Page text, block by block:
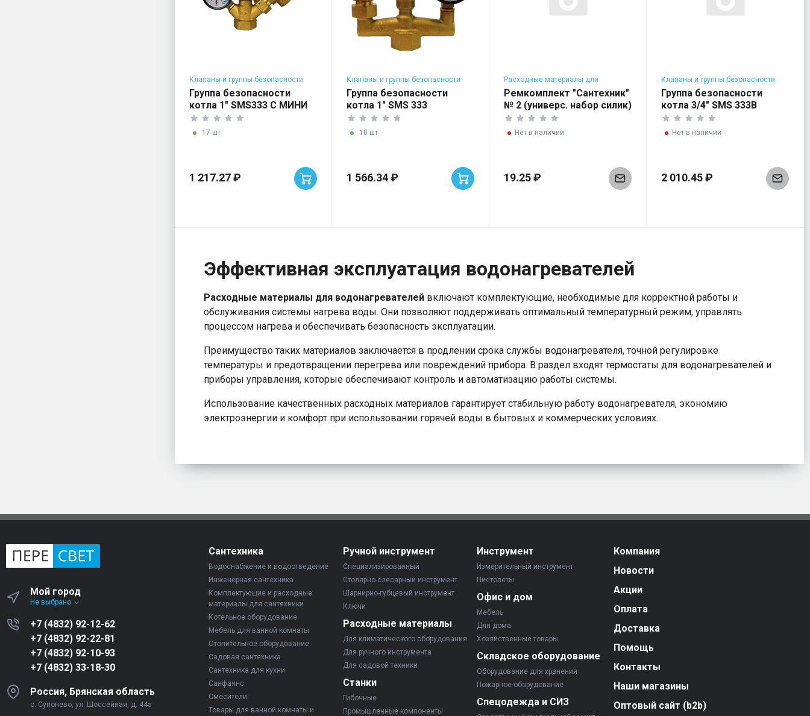
Клапаны и группы безопасности
для котлов
Группа безопасности
котла 1" SMS333 С МИНИ
17 шт
1 217.27 ₽
Клапаны и группы безопасности
для котлов
Группа безопасности
котла 1" SMS 333
10 шт
1 566.34 ₽
Расходные материалы для
водонагревателей
Ремкомплект "Сантехник"
№ 2 (универс. набор силик)
Нет в наличии
19.25 ₽
Клапаны и группы безопасности
для котлов
Группа безопасности
котла 3/4" SMS 333B
оснащенная
Нет в наличии
2 010.45 ₽
Эффективная эксплуатация водонагревателей
Расходные материалы для водонагревателей включают комплектующие, необходимые для корректной работы и
обслуживания системы нагрева воды. Они позволяют поддерживать оптимальный температурный режим, управлять
процессом нагрева и обеспечивать безопасность эксплуатации.
Преимущество таких материалов заключается в продлении срока службы водонагревателя, точной регулировке
температуры и предотвращении перегрева или повреждений прибора. В раздел входят термостаты для водонагревателей и
приборы управления, которые обеспечивают контроль и автоматизацию работы системы.
Использование качественных расходных материалов гарантирует стабильную работу водонагревателя, экономию
электроэнергии и комфорт при использовании горячей воды в бытовых и коммерческих условиях.
Мой город
Не выбрано
+7 (4832) 92-12-62
+7 (4832) 92-22-81
+7 (4832) 92-10-93
+7 (4832) 33-18-30
Россия, Брянская область
с. Супонево, ул. Шоссейная, д. 44а
Сантехника
Водоснабжение и водоотведение
Инженерная сантехника
Комплектующие и расходные
материалы для сантехники
Котельное оборудование
Мебель для ванной комнаты
Отопительное оборудование
Садовая сантехника
Сантехника для кухни
Санфаянс
Смесители
Товары для ванной комнаты и
Ручной инструмент
Специализированный
Столярно-слесарный инструмент
Шарнирно-губцевый инструмент
Ключи
Расходные материалы
Для климатического оборудования
Для ручного инструмента
Для садовой техники
Станки
Гибочные
Промышленные компоненты
Инструмент
Измерительный инструмент
Пистолеты
Офис и дом
Мебель
Для дома
Хозяйственные товары
Складское оборудование
Оборудование для хранения
Пожарное оборудование
Спецодежда и СИЗ
Компания
Новости
Акции
Оплата
Доставка
Помощь
Контакты
Наши магазины
Оптовый сайт (b2b)